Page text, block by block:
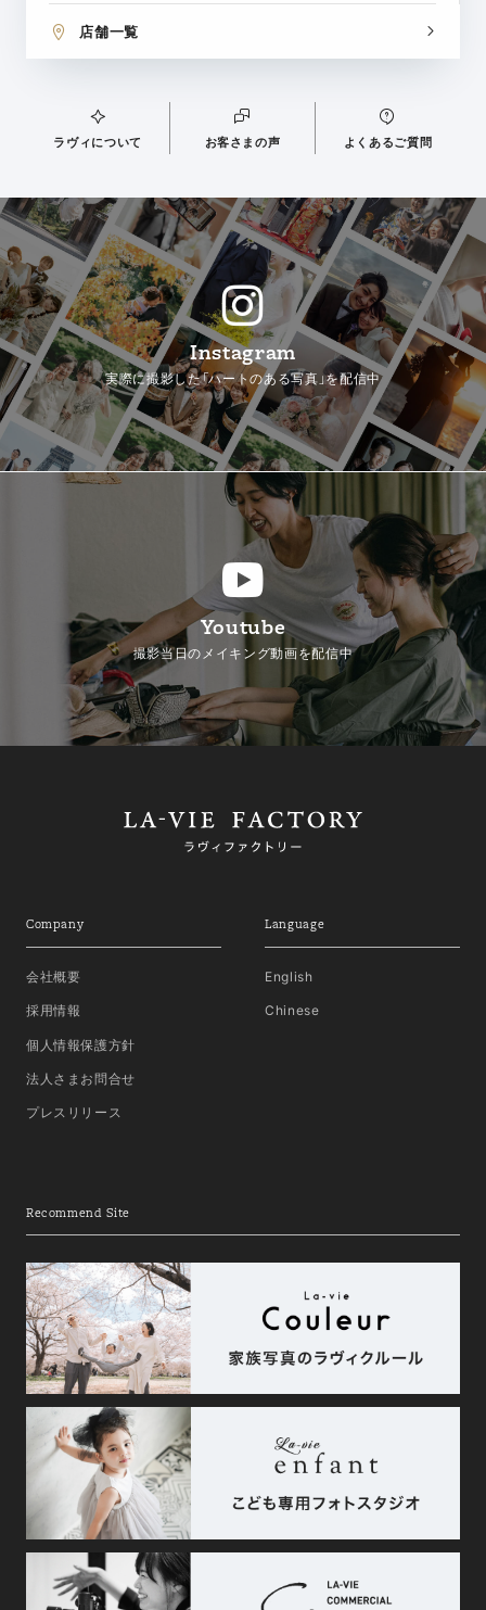
店舗一覧
ラヴィについて お客さまの声 よくあるご質問
Instagram
実際に撮影した「ハートのある写真」を配信中
Youtube
撮影当日のメイキング動画を配信中
Company
会社概要
採用情報
個人情報保護方針
法人さまお問合せ
プレスリリース
Language
English
Chinese
Recommend Site